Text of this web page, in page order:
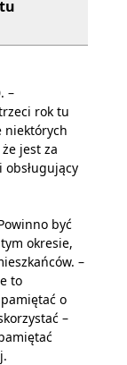
–
rok tu
niektórych
jest za
obsługujący
być
okresie,
–
to
o
–